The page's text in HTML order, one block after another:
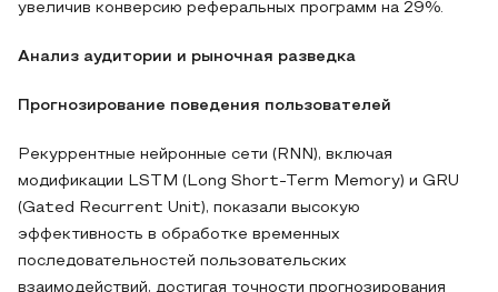
увеличив конверсию реферальных программ на 29%.
Анализ аудитории и рыночная разведка
Прогнозирование поведения пользователей
Рекуррентные нейронные сети (RNN), включая
модификации LSTM (Long Short-Term Memory) и GRU
(Gated Recurrent Unit), показали высокую
эффективность в обработке временных
последовательностей пользовательских
взаимодействий, достигая точности прогнозирования